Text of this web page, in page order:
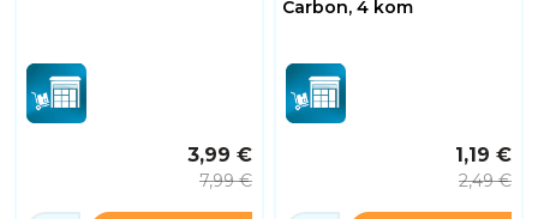
3,99 €
7,99 €
Carbon, 4 kom
1,19 €
2,49 €